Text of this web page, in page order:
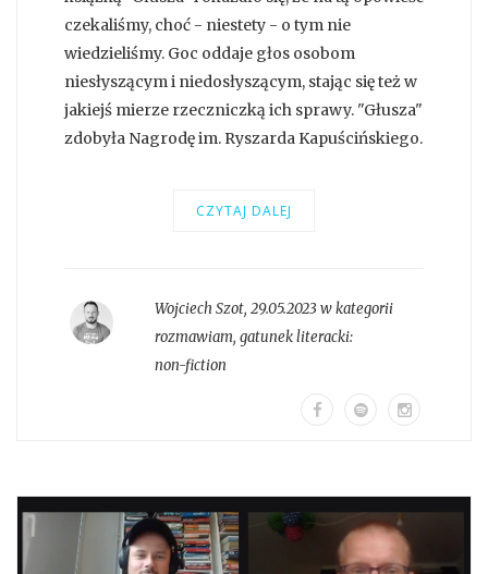
czekaliśmy, choć - niestety - o tym nie
wiedzieliśmy. Goc oddaje głos osobom
niesłyszącym i niedosłyszącym, stając się też w
jakiejś mierze rzeczniczką ich sprawy. "Głusza"
zdobyła Nagrodę im. Ryszarda Kapuścińskiego.
CZYTAJ DALEJ
Wojciech Szot, 29.05.2023 w kategorii
rozmawiam, gatunek literacki:
non-fiction